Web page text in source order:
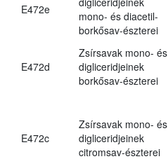
E472e
mono- és diacetil-
borkősav-észterei
E472d
Zsírsavak mono- és
digliceridjeinek
borkősav-észterei
E472c
Zsírsavak mono- és
digliceridjeinek
citromsav-észterei